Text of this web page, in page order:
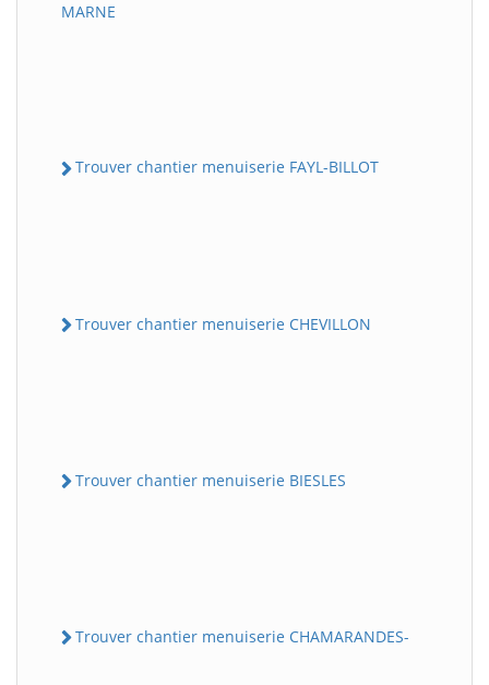
MARNE
Trouver chantier menuiserie FAYL-BILLOT
Trouver chantier menuiserie CHEVILLON
Trouver chantier menuiserie BIESLES
Trouver chantier menuiserie CHAMARANDES-